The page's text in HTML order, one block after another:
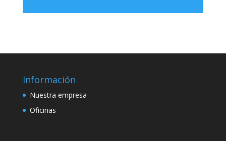
Información
Nuestra empresa
Oficinas